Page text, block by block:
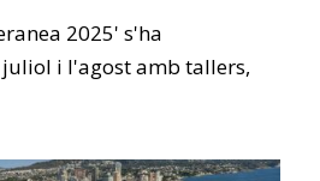
2025' s'ha
i l'agost amb tallers,